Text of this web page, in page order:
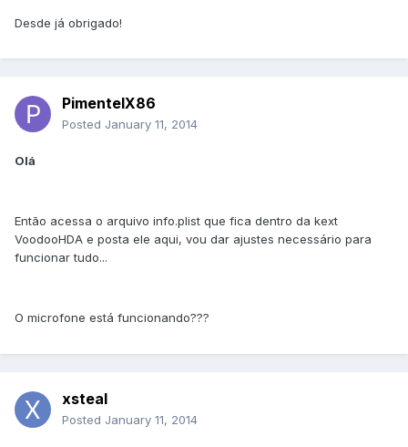
Desde já obrigado!
PimentelX86
Posted January 11, 2014
Olá
Então acessa o arquivo info.plist que fica dentro da kext
VoodooHDA e posta ele aqui, vou dar ajustes necessário para
funcionar tudo...
O microfone está funcionando???
xsteal
Posted January 11, 2014